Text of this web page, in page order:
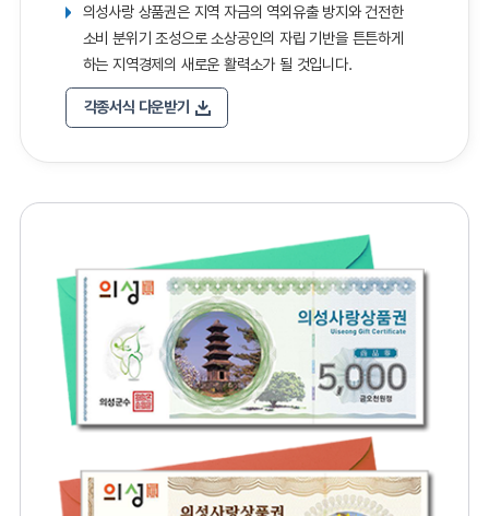
의성사랑 상품권은 지역 자금의 역외유출 방지와 건전한
소비 분위기 조성으로 소상공인의 자립 기반을 튼튼하게
하는 지역경제의 새로운 활력소가 될 것입니다.
각종서식 다운받기